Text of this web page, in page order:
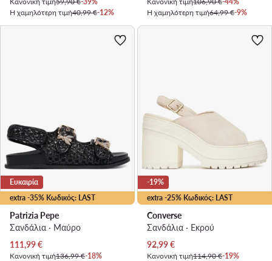
Η χαμηλότερη τιμή40,99 €-12%
Η χαμηλότερη τιμή64,99 €-9%
extra -35% Κωδικός: LAST
Ευκαιρία
Patrizia Pepe
Σανδάλια · Μαύρο
Τρέχουσα τιμή
111,99€
Κανονική τιμή136,99 €-18%
extra -25% Κωδικός: LAST
-19%
Converse
Σανδάλια · Εκρού
Τρέχουσα τιμή
92,99€
Κανονική τιμή114,90 €-19%